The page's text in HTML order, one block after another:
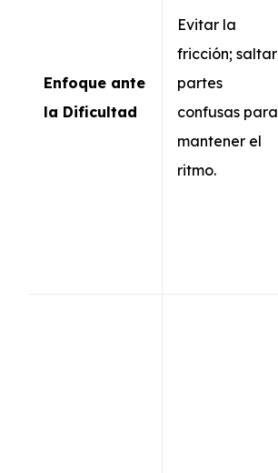
Enfoque ante
la Dificultad
Evitar la
fricción; saltar
partes
confusas para
mantener el
ritmo.